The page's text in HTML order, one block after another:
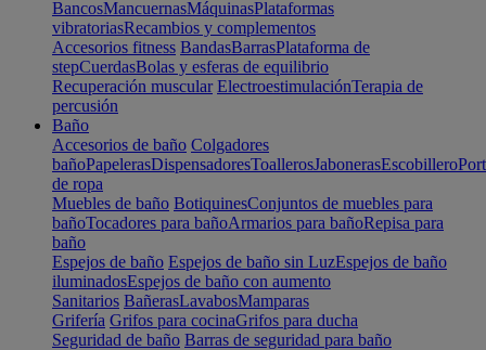
BancosMancuernasMáquinasPlataformas
vibratoriasRecambios y complementos
Accesorios fitness BandasBarrasPlataforma de
stepCuerdasBolas y esferas de equilibrio
Recuperación muscular ElectroestimulaciónTerapia de
percusión
Baño
Accesorios de baño Colgadores
bañoPapelerasDispensadoresToallerosJabonerasEscobillero
de ropa
Muebles de baño BotiquinesConjuntos de muebles para
bañoTocadores para bañoArmarios para bañoRepisa para
baño
Espejos de baño Espejos de baño sin LuzEspejos de baño
iluminadosEspejos de baño con aumento
Sanitarios BañerasLavabosMamparas
Grifería Grifos para cocinaGrifos para ducha
Seguridad de baño Barras de seguridad para baño